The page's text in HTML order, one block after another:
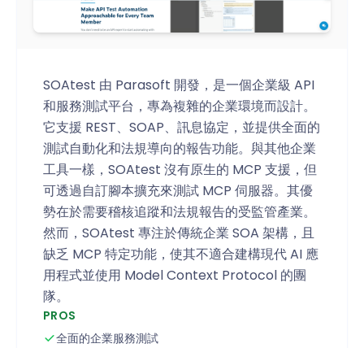
SOAtest 由 Parasoft 開發，是一個企業級 API
和服務測試平台，專為複雜的企業環境而設計。
它支援 REST、SOAP、訊息協定，並提供全面的
測試自動化和法規導向的報告功能。與其他企業
工具一樣，SOAtest 沒有原生的 MCP 支援，但
可透過自訂腳本擴充來測試 MCP 伺服器。其優
勢在於需要稽核追蹤和法規報告的受監管產業。
然而，SOAtest 專注於傳統企業 SOA 架構，且
缺乏 MCP 特定功能，使其不適合建構現代 AI 應
用程式並使用 Model Context Protocol 的團
隊。
PROS
全面的企業服務測試